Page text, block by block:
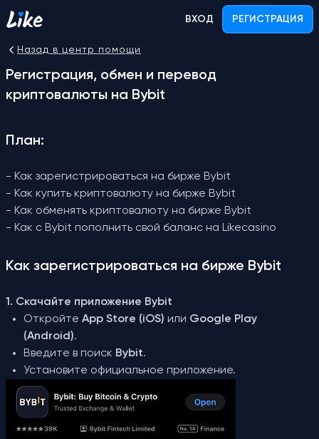
ВХОД РЕГИСТРАЦИЯ
Назад в центр помощи
Регистрация, обмен и перевод
криптовалюты на Bybit
План:
- Как зарегистрироваться на бирже Bybit
- Как купить криптовалюту на бирже Bybit
- Как обменять криптовалюту на бирже Bybit
- Как с Bybit пополнить свой баланс на Likecasino
Как зарегистрироваться на бирже Bybit
1. Скачайте приложение Bybit
Откройте App Store (iOS) или Google Play
(Android).
Введите в поиск Bybit.
Установите официальное приложение.